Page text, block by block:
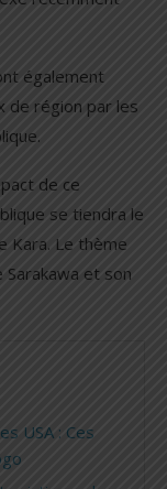
également
de région par les
de ce
se tiendra le
Kara. Le thème
et son
USA : Ces